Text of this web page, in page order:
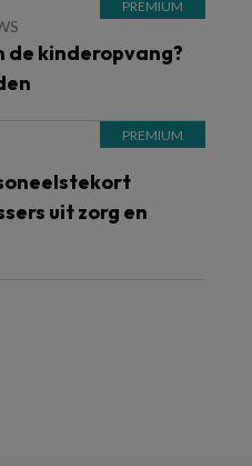
kinderopvang?
uit zorg en